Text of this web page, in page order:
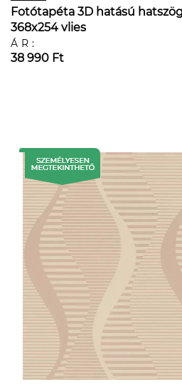
Fotótapéta 3D hatású
368x254 vlies
ÁR:
38 990 Ft